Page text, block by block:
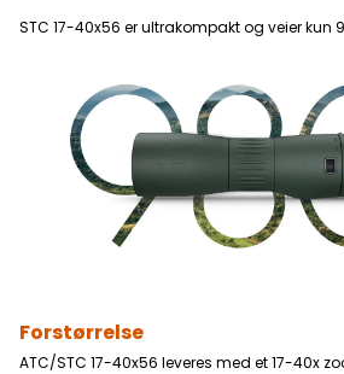
STC 17-40x56 er ultrakompakt og veier kun
Forstørrelse
ATC/STC 17-40x56 leveres med et 17-40x